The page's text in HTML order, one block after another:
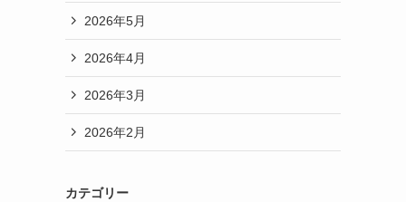
2026年5月
2026年4月
2026年3月
2026年2月
カテゴリー